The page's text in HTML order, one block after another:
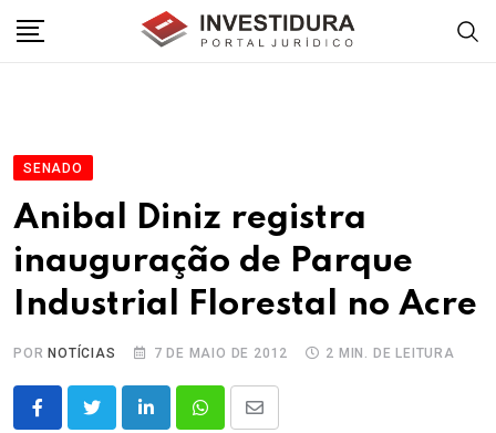
SENADO
Anibal Diniz registra
inauguração de Parque
Industrial Florestal no Acre
POR NOTÍCIAS 7 DE MAIO DE 2012 2 MIN. DE LEITURA
LinkedInWhatsappShare